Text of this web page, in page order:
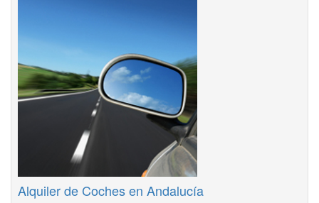
Alquiler de Coches en Andalucía